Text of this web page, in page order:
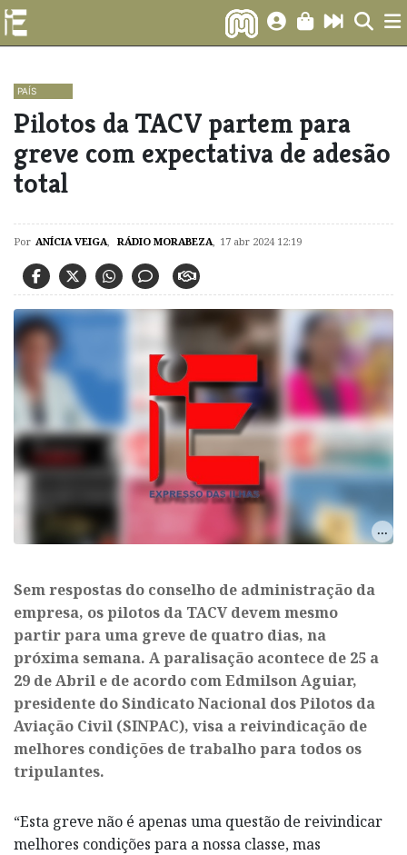
PAÍS
Pilotos da TACV partem para
greve com expectativa de adesão
total
Por ANÍCIA VEIGA, RÁDIO MORABEZA, 17 abr 2024 12:19
Sem respostas do conselho de administração da
empresa, os pilotos da TACV devem mesmo
partir para uma greve de quatro dias, na
próxima semana. A paralisação acontece de 25 a
29 de Abril e de acordo com Edmilson Aguiar,
presidente do Sindicato Nacional dos Pilotos da
Aviação Civil (SINPAC), visa a reivindicação de
melhores condições de trabalho para todos os
tripulantes.
“Esta greve não é apenas uma questão de reivindicar
melhores condições para a nossa classe, mas